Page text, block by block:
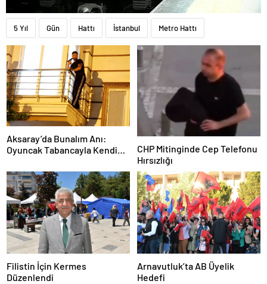
5 Yıl Gün Hattı İstanbul Metro Hattı
Aksaray’da Bunalım Anı:
Oyuncak Tabancayla Kendine
CHP Mitinginde Cep Telefonu
Hırsızlığı
Filistin İçin Kermes
Düzenlendi
Arnavutluk’ta AB Üyelik
Hedefi